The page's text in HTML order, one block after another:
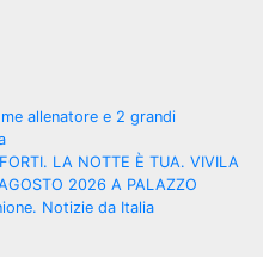
allenatore e 2 grandi
LA NOTTE È TUA. VIVILA
2026 A PALAZZO
Notizie da Italia